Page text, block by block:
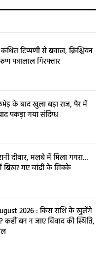
टिप्पणी से बवाल, क्रिश्चियन
पन्नालाल गिरफ्तार
के बाद खुला बड़ा राज, पैर में
पकड़ा गया संदिग्ध
दीवार, मलबे में मिला गगरा…
गए चांदी के सिक्के
2026 : किस राशि के खुलेंगे
कहीं बन न जाए विवाद की स्थिति,